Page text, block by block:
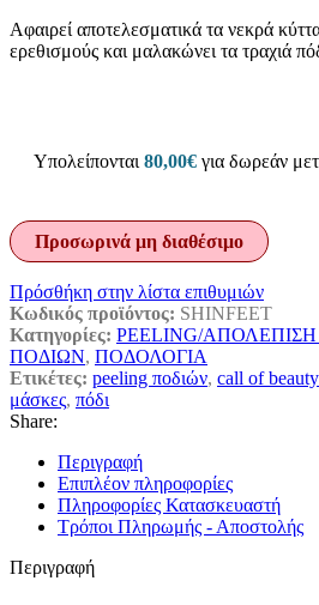
Αφαιρεί αποτελεσματικά τα νεκρά
ερεθισμούς και μαλακώνει τα τραχιά
Υπολείπονται 80,00€ για δωρεάν
Προσωρινά μη διαθέσιμο
Πρόσθήκη στην λίστα επιθυμιών
Κωδικός προϊόντος: SHINFEET
Κατηγορίες: PEELING/
ΠΟΔΙΩΝ, ΠΟΔΟΛΟΓΙΑ
Ετικέτες: peeling ποδιών, call of
μάσκες, πόδι
Share:
Περιγραφή
Επιπλέον πληροφορίες
Πληροφορίες Κατασκευαστή
Τρόποι Πληρωμής - Αποστολής
Περιγραφή